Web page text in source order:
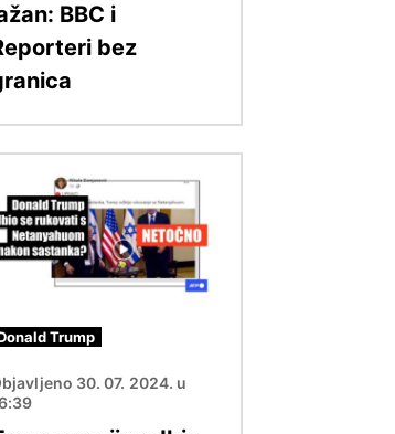
BBC i
bez
Trump
30. 07. 2024. u